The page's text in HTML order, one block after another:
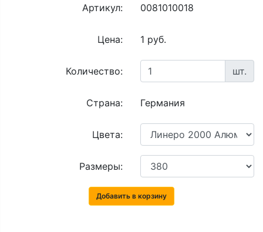
Артикул: 0081010018
Цена: 1 руб.
Количество: шт.
Страна: Германия
Цвета:
Размеры:
Добавить в корзину